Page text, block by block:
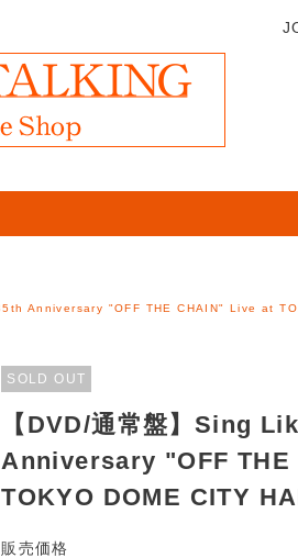
Anniversary "OFF THE CHAIN" Live at
SOLD OUT
【DVD/通常盤】Sing
Anniversary "OFF
TOKYO DOME CITY
販売価格